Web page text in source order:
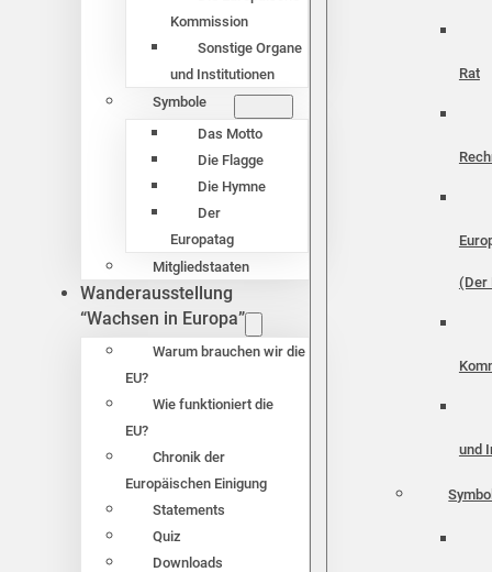
Kommission
Sonstige Organe
und Institutionen
Symbole
Das Motto
Die Flagge
Die Hymne
Der
Europatag
Mitgliedstaaten
Wanderausstellung
“Wachsen in Europa”
Warum brauchen wir die
EU?
Wie funktioniert die
EU?
Chronik der
Europäischen Einigung
Statements
Quiz
Downloads
Rat
(Der
und